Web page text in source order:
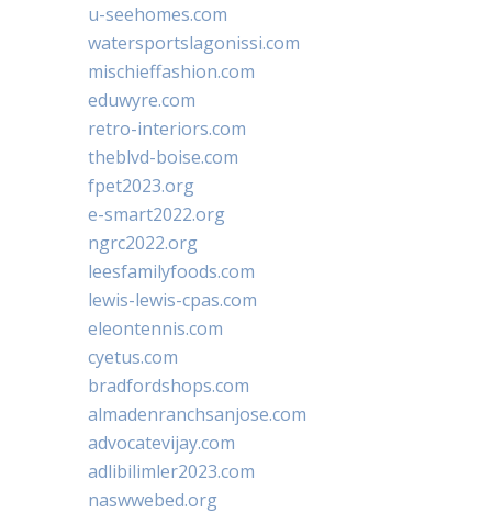
u-seehomes.com
watersportslagonissi.com
mischieffashion.com
eduwyre.com
retro-interiors.com
theblvd-boise.com
fpet2023.org
e-smart2022.org
ngrc2022.org
leesfamilyfoods.com
lewis-lewis-cpas.com
eleontennis.com
cyetus.com
bradfordshops.com
almadenranchsanjose.com
advocatevijay.com
adlibilimler2023.com
naswwebed.org